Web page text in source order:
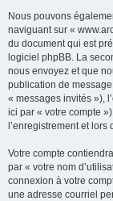
Nous pouvons
naviguant sur «
du document qui est
logiciel phpBB. La
nous envoyez et que
publication de
« messages invités »),
ici par « votre compte
l’enregistrement et
Votre compte
par « votre nom
connexion à votre
une adresse courriel